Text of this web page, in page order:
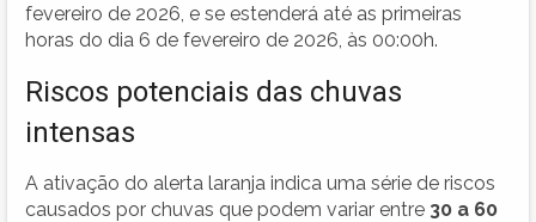
fevereiro de 2026, e se estenderá até as primeiras
horas do dia 6 de fevereiro de 2026, às 00:00h.
Riscos potenciais das chuvas
intensas
A ativação do alerta laranja indica uma série de riscos
causados por chuvas que podem variar entre 30 a 60